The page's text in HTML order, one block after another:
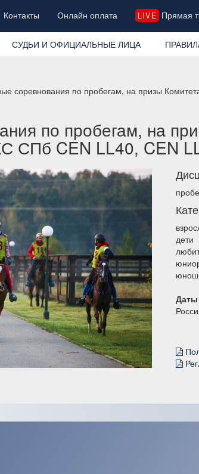
Контакты Онлайн оплата LIVE Прямая
СУДЬИ И ОФИЦИАЛЬНЫЕ ЛИЦА
соревнования по пробегам, на призы
по пробегам, на
СПб CEN LL40, CEN
дети
Даты